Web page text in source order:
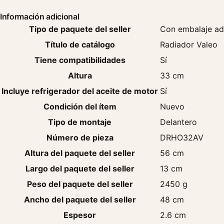
Información adicional
Tipo de paquete del seller
Con embalaje
Título de catálogo
Radiador Valeo
Tiene compatibilidades
Sí
Altura
33 cm
Incluye refrigerador del aceite de motor Sí
Condición del ítem
Nuevo
Tipo de montaje
Delantero
Número de pieza
DRHO32AV
Altura del paquete del seller
56 cm
Largo del paquete del seller
13 cm
Peso del paquete del seller
2450 g
Ancho del paquete del seller
48 cm
Espesor
2.6 cm